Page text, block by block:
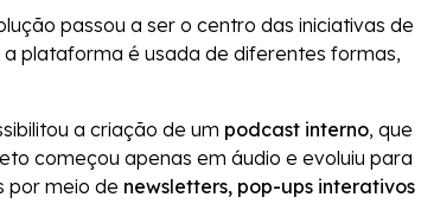
passou a ser o centro das iniciativas de
plataforma é usada de diferentes formas,
a criação de um podcast interno, que
começou apenas em áudio e evoluiu para
por meio de newsletters, pop-ups interativos